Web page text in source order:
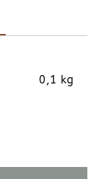
0,1 kg